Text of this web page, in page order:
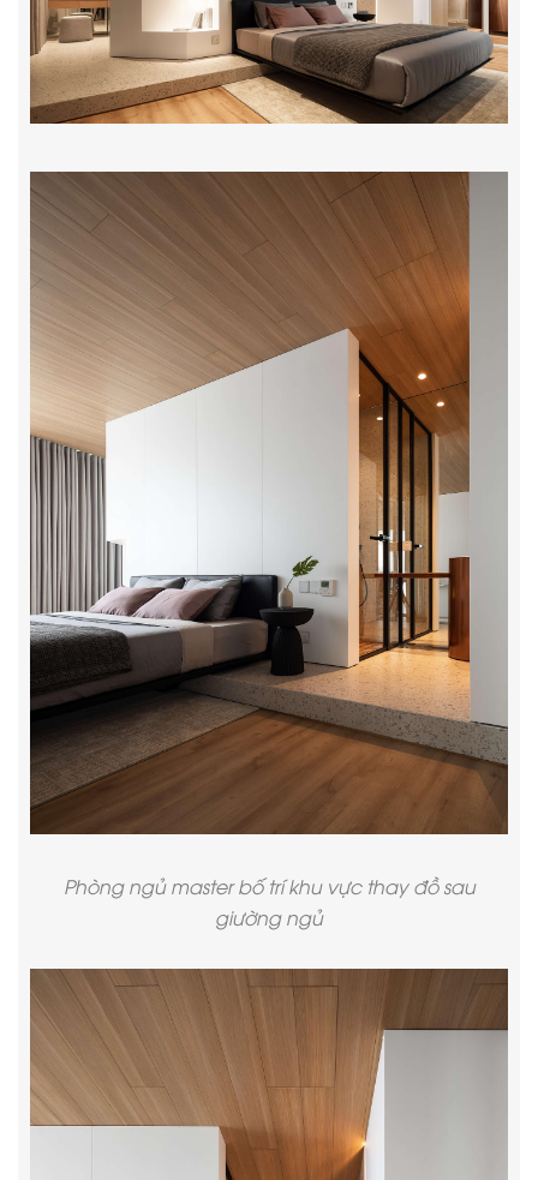
Phòng ngủ master bố trí khu vực thay đồ sau
giường ngủ